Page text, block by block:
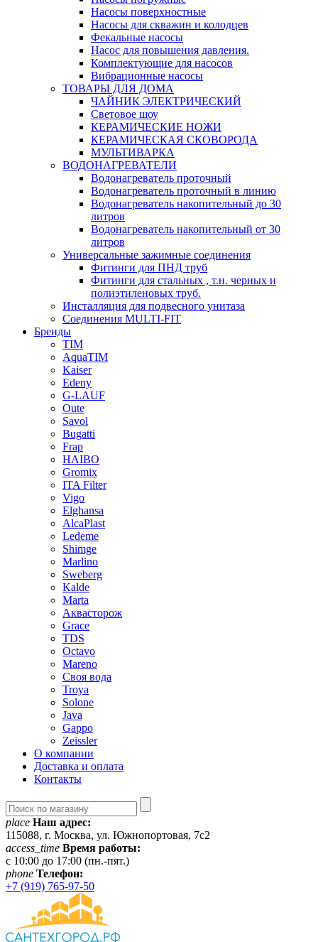
Насосы поверхностные
Насосы для скважин и колодцев
Фекальные насосы
Насос для повышения давления.
Комплектующие для насосов
Вибрационные насосы
ТОВАРЫ ДЛЯ ДОМА
ЧАЙНИК ЭЛЕКТРИЧЕСКИЙ
Световое шоу
КЕРАМИЧЕСКИЕ НОЖИ
КЕРАМИЧЕСКАЯ СКОВОРОДА
МУЛЬТИВАРКА
ВОДОНАГРЕВАТЕЛИ
Водонагреватель проточный
Водонагреватель проточный в линию
Водонагреватель накопительный до 30
литров
Водонагреватель накопительный от 30
литров
Универсальные зажимные соединения
Фитинги для ПНД труб
Фитинги для стальных , т.н. черных и
полиэтиленовых труб.
Инсталляция для подвесного унитаза
Соединения MULTI-FIT
Бренды
TIM
AquaTIM
Kaiser
Edeny
G-LAUF
Oute
Savol
Bugatti
Frap
HAIBO
Gromix
ITA Filter
Vigo
Elghansa
AlcaPlast
Ledeme
Shimge
Marlino
Sweberg
Kalde
Marta
Аквасторож
Grace
TDS
Octavo
Mareno
Своя вода
Troya
Solone
Java
Gappo
Zeissler
О компании
Доставка и оплата
Контакты
place Наш адрес:
115088, г. Москва, ул. Южнопортовая, 7с2
access_time Время работы:
c 10:00 до 17:00 (пн.-пят.)
phone Телефон:
+7 (919) 765-97-50